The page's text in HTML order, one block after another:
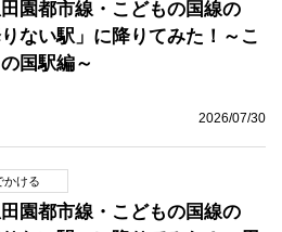
園都市線・こどもの国線の
りない駅」に降りてみた！～こ
国駅編～
2026/07/30
かける
園都市線・こどもの国線の